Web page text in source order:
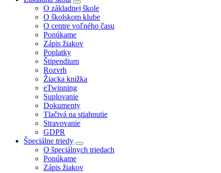
O základnej škole
O školskom klube
O centre voľného času
Ponúkame
Zápis žiakov
Poplatky
Štipendium
Rozvrh
Žiacka knižka
eTwinning
Suplovanie
Dokumenty
Tlačivá na stiahnutie
Stravovanie
GDPR
Špeciálne triedy
O špeciálnych triedach
Ponúkame
Zápis žiakov